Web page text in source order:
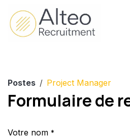
Se rendre au contenu
Postes Project Manager
Formulaire de
Votre nom *